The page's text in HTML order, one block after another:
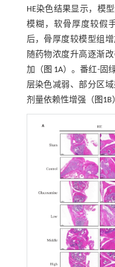
HE染色结果显示，模
模糊，软骨厚度较假
后，骨厚度较模型组
随药物浓度升高逐渐
加（ 图 1A）。番红-固
层染色减弱、部分区
剂量依赖性增强（ 图1B